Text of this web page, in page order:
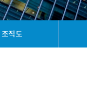
조직도